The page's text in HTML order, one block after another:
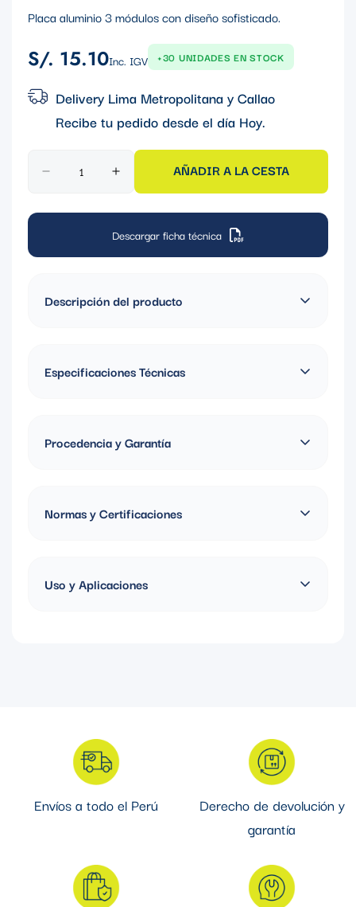
Placa aluminio 3 módulos con diseño sofisticado.
Precio
S/. 15.10Inc. IGV +30 UNIDADES EN STOCK
Delivery Lima Metropolitana y Callao
Recibe tu pedido desde el día Hoy.
AÑADIR A LA CESTA
Descargar ficha técnica
Descripción del producto
moderno con durabilidad excepcional. Ideal para proyectos
Especificaciones Técnicas
Color: Aluminio
Procedencia y Garantía
Normas y Certificaciones
Uso y Aplicaciones
Envíos a todo el Perú
Derecho de devolución y
garantía